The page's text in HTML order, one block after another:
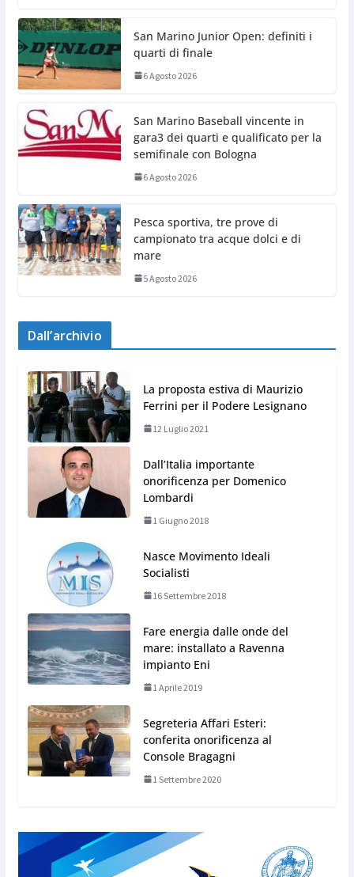
San Marino Junior Open: definiti i
quarti di finale
6 Agosto 2026
San Marino Baseball vincente in
gara3 dei quarti e qualificato per la
semifinale con Bologna
6 Agosto 2026
Pesca sportiva, tre prove di
campionato tra acque dolci e di
mare
5 Agosto 2026
Dall’archivio
La proposta estiva di Maurizio
Ferrini per il Podere Lesignano
12 Luglio 2021
Dall’Italia importante
onorificenza per Domenico
Lombardi
1 Giugno 2018
Nasce Movimento Ideali
Socialisti
16 Settembre 2018
Fare energia dalle onde del
mare: installato a Ravenna
impianto Eni
1 Aprile 2019
Segreteria Affari Esteri:
conferita onorificenza al
Console Bragagni
1 Settembre 2020